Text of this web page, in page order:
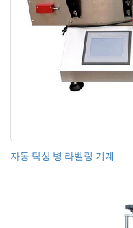
자동 탁상 병 라벨링 기계